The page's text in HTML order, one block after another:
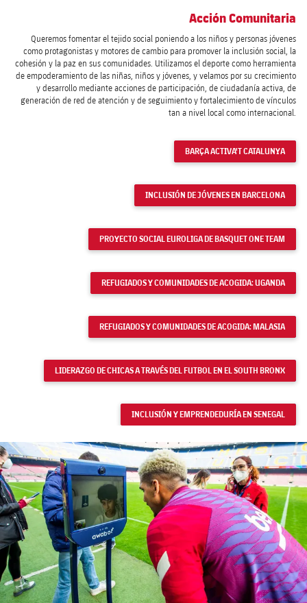
Acción Comunitaria
Queremos fomentar el tejido social poniendo a los niños y personas jóvenes
como protagonistas y motores de cambio para promover la inclusión social, la
cohesión y la paz en sus comunidades. Utilizamos el deporte como herramienta
de empoderamiento de las niñas, niños y jóvenes, y velamos por su crecimiento
y desarrollo mediante acciones de participación, de ciudadanía activa, de
generación de red de atención y de seguimiento y fortalecimiento de vínculos
tan a nivel local como internacional.
BARÇA ACTIVA'T CATALUNYA
INCLUSIÓN DE JÓVENES EN BARCELONA
PROYECTO SOCIAL EUROLIGA DE BASQUET ONE TEAM
REFUGIADOS Y COMUNIDADES DE ACOGIDA: UGANDA
REFUGIADOS Y COMUNIDADES DE ACOGIDA: MALASIA
LIDERAZGO DE CHICAS A TRAVÉS DEL FUTBOL EN EL SOUTH BRONX
INCLUSIÓN Y EMPRENDEDURÍA EN SENEGAL